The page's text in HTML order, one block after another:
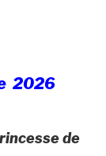
2026
de